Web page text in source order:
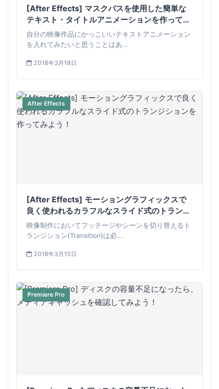
[After Effects] マスクパスを使用した簡単な
テキスト・タイトルアニメーションを作ってみ
よう
自分の映像作品にかっこいいテキストアニメーション
を入れてみたいと思うことはあ...
2018年3月18日
After Effects
[After Effects] モーショングラフィックスで
良く使われるカラフルなスライド式のトランジ
ションを作ってみよう！
映像制作においてフッテージやシーンを切り替えるト
ランジション(Transition)は必...
2018年3月15日
Premiere Pro